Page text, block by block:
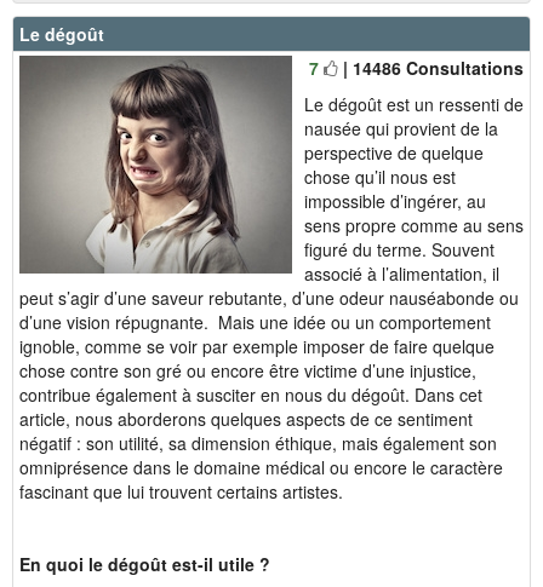
Le dégoût
7
| 14486 Consultations
Le dégoût est un ressenti de
nausée qui provient de la
perspective de quelque
chose qu’il nous est
impossible d’ingérer, au
sens propre comme au sens
figuré du terme. Souvent
associé à l’alimentation, il
peut s’agir d’une saveur rebutante, d’une odeur nauséabonde ou
d’une vision répugnante. Mais une idée ou un comportement
ignoble, comme se voir par exemple imposer de faire quelque
chose contre son gré ou encore être victime d’une injustice,
contribue également à susciter en nous du dégoût. Dans cet
article, nous aborderons quelques aspects de ce sentiment
négatif : son utilité, sa dimension éthique, mais également son
omniprésence dans le domaine médical ou encore le caractère
fascinant que lui trouvent certains artistes.
En quoi le dégoût est-il utile ?